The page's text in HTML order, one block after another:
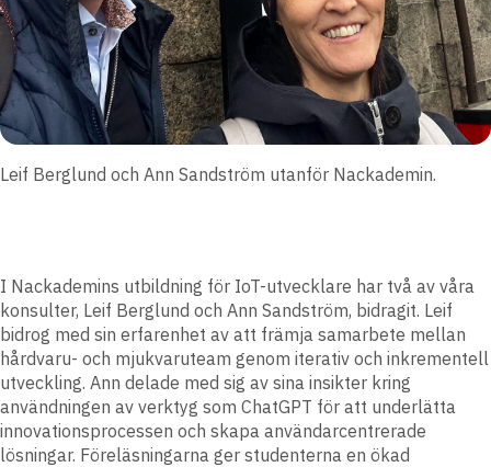
Leif Berglund och Ann Sandström utanför Nackademin.
I Nackademins utbildning för IoT-utvecklare har två av våra
konsulter, Leif Berglund och Ann Sandström, bidragit. Leif
bidrog med sin erfarenhet av att främja samarbete mellan
hårdvaru- och mjukvaruteam genom iterativ och inkrementell
utveckling. Ann delade med sig av sina insikter kring
användningen av verktyg som ChatGPT för att underlätta
innovationsprocessen och skapa användarcentrerade
lösningar. Föreläsningarna ger studenterna en ökad